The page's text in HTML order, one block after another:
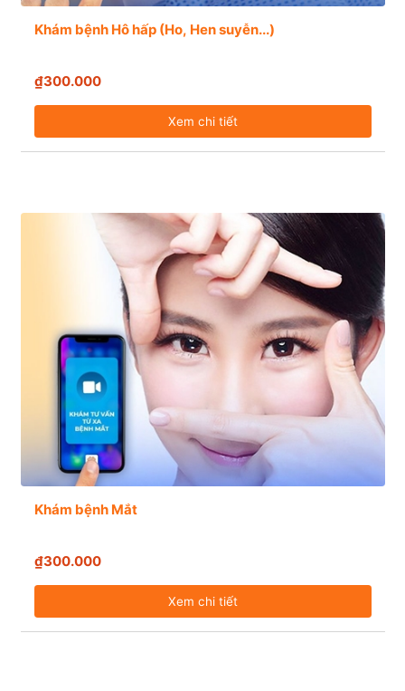
Khám bệnh Hô hấp (Ho, Hen suyễn...)
₫300.000
Xem chi tiết
Khám bệnh Mắt
₫300.000
Xem chi tiết